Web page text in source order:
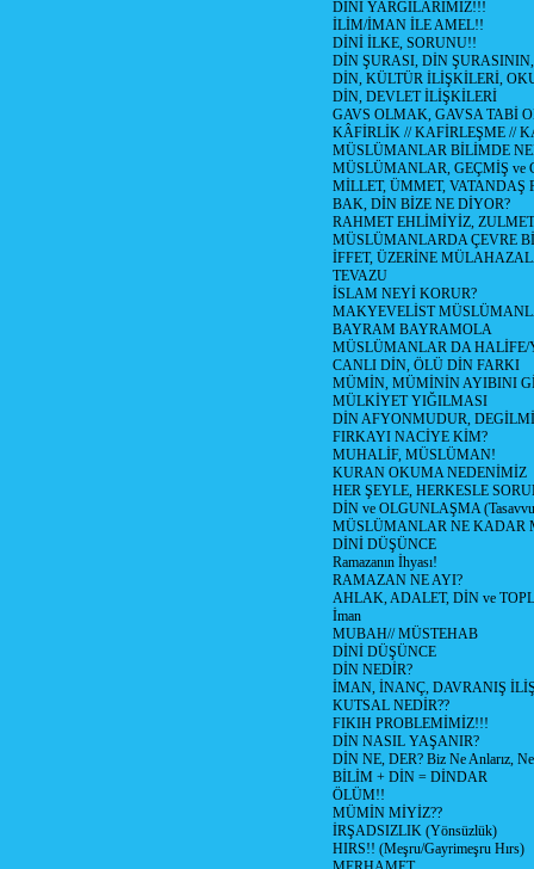
DİNİ YARGILARIMIZ!!!
İLİM/İMAN İLE AMEL!!
DİNİ İLKE, SORUNU!!
DİN ŞURASI, DİN
DİN, KÜLTÜR İLİŞKİLERİ,
DİN, DEVLET İLİŞKİLERİ
GAVS OLMAK, GAVSA TABİ
KÂFİRLİK // KAFİRLEŞME //
MÜSLÜMANLAR BİLİMDE
MÜSLÜMANLAR, GEÇMİŞ ve
MİLLET, ÜMMET, VATANDAŞ
BAK, DİN BİZE NE DİYOR?
RAHMET EHLİMİYİZ,
MÜSLÜMANLARDA ÇEVRE
İFFET, ÜZERİNE
TEVAZU
İSLAM NEYİ KORUR?
MAKYEVELİST
BAYRAM BAYRAMOLA
MÜSLÜMANLAR DA HALİFE/
CANLI DİN, ÖLÜ DİN FARKI
MÜMİN, MÜMİNİN AYIBINI
MÜLKİYET YIĞILMASI
DİN AFYONMUDUR,
FIRKAYI NACİYE KİM?
MUHALİF, MÜSLÜMAN!
KURAN OKUMA NEDENİMİZ
HER ŞEYLE, HERKESLE
DİN ve OLGUNLAŞMA
MÜSLÜMANLAR NE KADAR
DİNİ DÜŞÜNCE
Ramazanın İhyası!
RAMAZAN NE AYI?
AHLAK, ADALET, DİN ve
İman
MUBAH// MÜSTEHAB
DİNİ DÜŞÜNCE
DİN NEDİR?
İMAN, İNANÇ, DAVRANIŞ
KUTSAL NEDİR??
FIKIH PROBLEMİMİZ!!!
DİN NASIL YAŞANIR?
DİN NE, DER? Biz Ne Anlarız, Ne
BİLİM + DİN = DİNDAR
ÖLÜM!!
MÜMİN MİYİZ??
İRŞADSIZLIK (Yönsüzlük)
HIRS!! (Meşru/Gayrimeşru Hırs)